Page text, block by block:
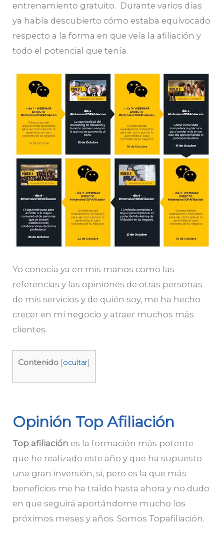
entrenamiento gratuito. Durante varios días
ya había descubierto cómo estaba equivocado
respecto a la forma en que veía la afiliación y
todo el potencial que tenía.
Yo conocía ya en mis manos como las
referencias y las opiniones de otras personas
de mis servicios y de quién soy, me ha hecho
crecer en mi negocio y atraer muchos más
clientes.
Contenido [ocultar]
Opinión Top Afiliación
Top afiliación es la formación más potente
que he realizado este año y que ha supuesto
una gran inversión, si, pero es la que más
beneficios me ha traído hasta ahora y no dudo
en que seguirá aportándome mucho los
próximos meses y años. Somos Topafiliación.